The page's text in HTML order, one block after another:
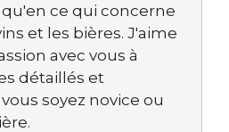
qu'en ce qui concerne
et les bières. J'aime
avec vous à
détaillés et
soyez novice ou